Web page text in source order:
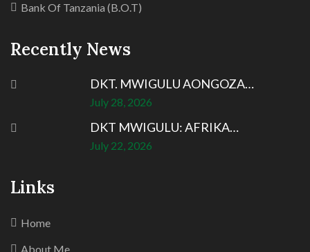
Bank Of Tanzania (B.O.T)
Recently News
DKT. MWIGULU AONGOZA…
July 28, 2026
DKT MWIGULU: AFRIKA…
July 22, 2026
Links
Home
About Me